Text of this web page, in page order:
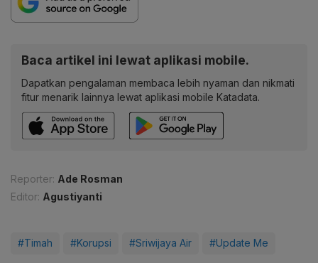
Baca artikel ini lewat aplikasi mobile.
Dapatkan pengalaman membaca lebih nyaman dan nikmati
fitur menarik lainnya lewat aplikasi mobile Katadata.
Reporter: Ade Rosman
Editor: Agustiyanti
#Timah #Korupsi #Sriwijaya Air #Update Me